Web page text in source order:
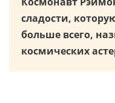
сладости,
больше всего,
космических